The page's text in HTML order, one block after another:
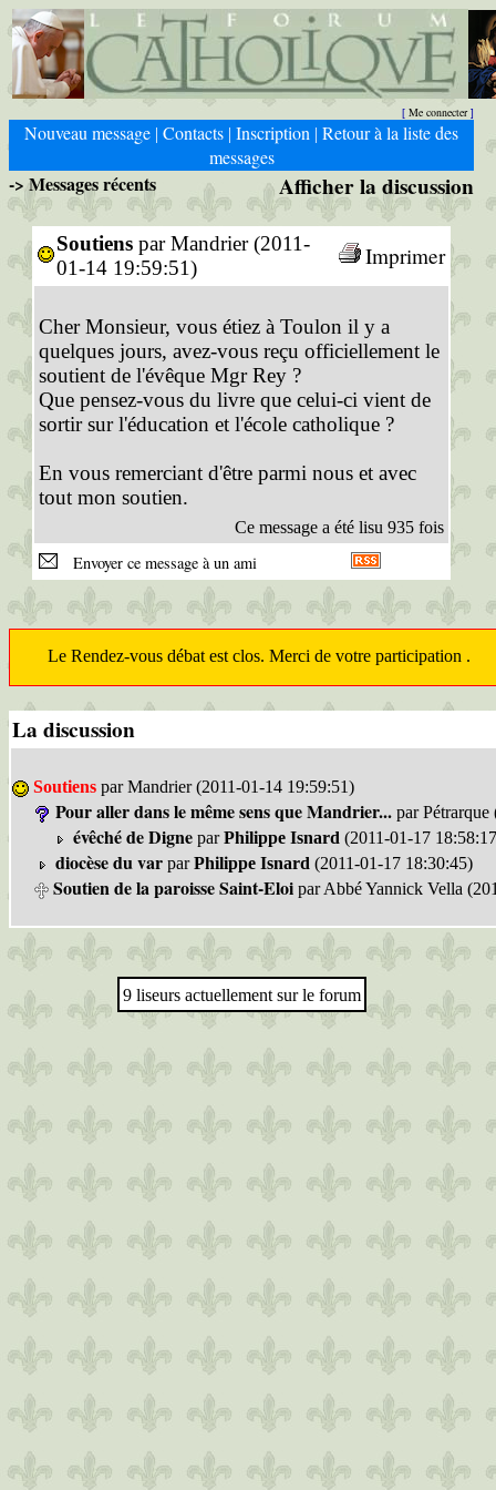
[ Me connecter]
Nouveau message | Contacts | Inscription | Retour à la liste des
messages
-> Messages récents Afficher la discussion
Soutiens par Mandrier (2011-
01-14 19:59:51)
Imprimer
Cher Monsieur, vous étiez à Toulon il y a
quelques jours, avez-vous reçu officiellement le
soutient de l'évêque Mgr Rey ?
Que pensez-vous du livre que celui-ci vient de
sortir sur l'éducation et l'école catholique ?
En vous remerciant d'être parmi nous et avec
tout mon soutien.
Ce message a été lisu 935 fois
Envoyer ce message à un ami
Le Rendez-vous débat est clos. Merci de votre participation .
La discussion
Soutiens par Mandrier (2011-01-14 19:59:51)
Pour aller dans le même sens que Mandrier... par
évêché de Digne parPhilippe Isnard (2011-01-17
diocèse du var parPhilippe Isnard (2011-01-17 18:30:45)
Soutien de la paroisse Saint-Eloi par Abbé Yannick Vella
9 liseurs actuellement sur le forum